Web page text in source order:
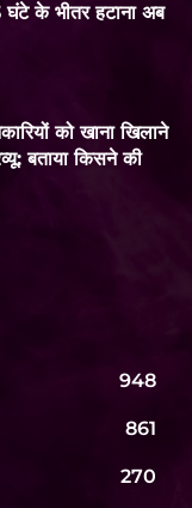
घंटे के भीतर हटाना अब
को खाना खिलाने
बताया किसने की
948
861
270